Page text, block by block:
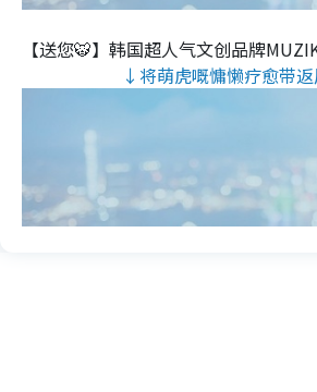
【送您🐯】韩国超人气文创品牌
↓将萌虎嘅慵懒疗愈带